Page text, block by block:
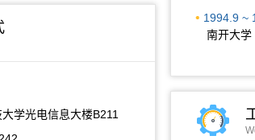
学光电信息大楼B211
1994.9 ~
南开大